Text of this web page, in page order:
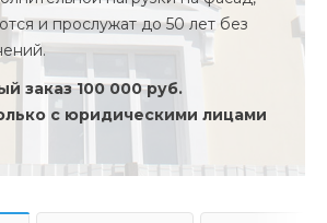
и прослужат до 50 лет без
заказ 100 000 руб.
с юридическими лицами